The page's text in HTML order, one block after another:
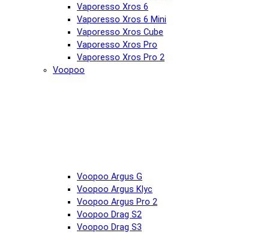
Vaporesso Xros 6
Vaporesso Xros 6 Mini
Vaporesso Xros Cube
Vaporesso Xros Pro
Vaporesso Xros Pro 2
Voopoo
Voopoo Argus G
Voopoo Argus Klyc
Voopoo Argus Pro 2
Voopoo Drag S2
Voopoo Drag S3